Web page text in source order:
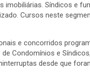
imobiliárias. Síndicos e
Cursos neste
e concorridos
Condomínios e
desde que